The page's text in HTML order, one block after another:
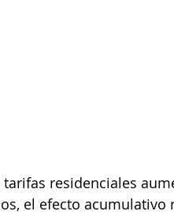
residenciales
el efecto